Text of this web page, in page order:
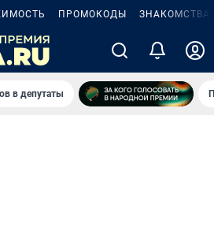
ПРОМОКОДЫ ЗНАКОМСТВА
в депутаты